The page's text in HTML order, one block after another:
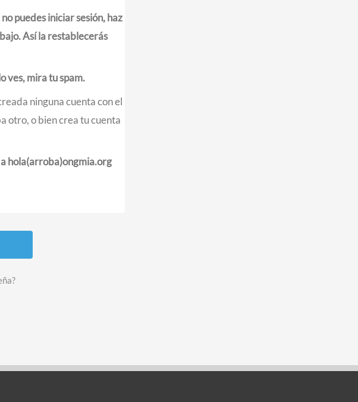
puedes iniciar sesión, haz
Así la restablecerás
ves, mira tu spam.
ninguna cuenta con el
otro, o bien crea tu cuenta
hola(arroba)ongmia.org